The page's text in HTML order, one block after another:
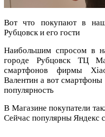
Вот что покупают в
Рубцовск и его гости
Наибольшим спросом в
городе Рубцовск ТЦ
смартфонов фирмы
Валентин а вот смартфоны
популярность
В Магазине покупатели
Сейчас популярны Яндекс